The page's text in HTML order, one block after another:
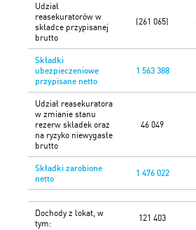
Udział
reasekuratorów w
składce przypisanej
brutto
(261 065)
Składki
ubezpieczeniowe
przypisane netto
1 563 388
Udział reasekuratora
w zmianie stanu
rezerw składek oraz
na ryzyko niewygasłe
brutto
46 049
Składki zarobione
netto
1 476 022
Dochody z lokat, w
tym:
121 403